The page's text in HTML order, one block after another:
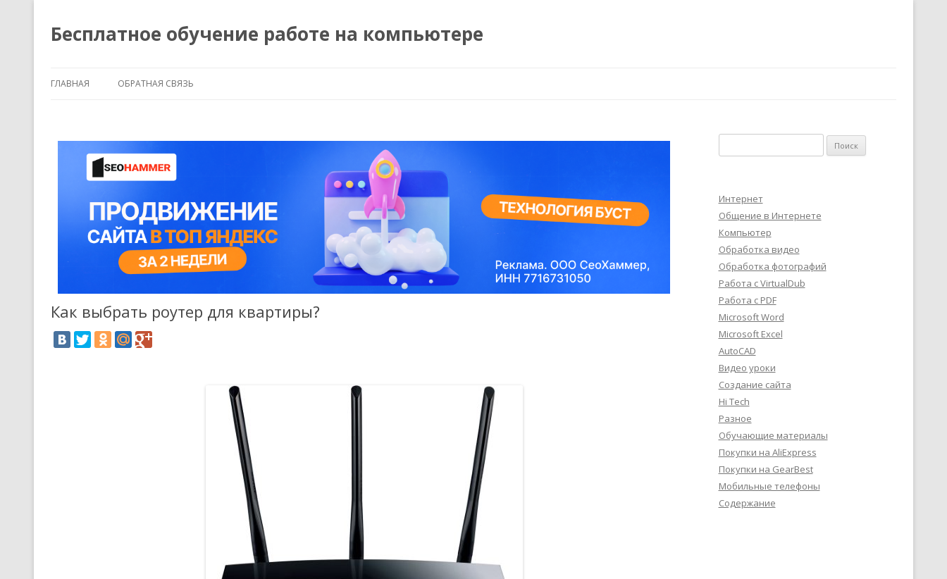
Бесплатное обучение работе на компьютере
ГЛАВНАЯ ОБРАТНАЯ СВЯЗЬ
Как выбрать роутер для квартиры?
Интернет
Общение в Интернете
Компьютер
Обработка видео
Обработка фотографий
Работа с VirtualDub
Работа с PDF
Microsoft Word
Microsoft Excel
AutoCAD
Видео уроки
Создание сайта
Hi Tech
Разное
Обучающие материалы
Покупки на AliExpress
Покупки на GearBest
Мобильные телефоны
Содержание